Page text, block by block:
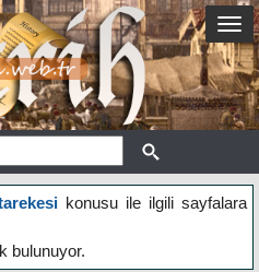
konusu ile ilgili sayfalara
bulunuyor.